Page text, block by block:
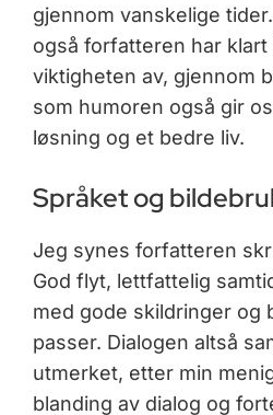
gjennom vanskelige
også forfatteren har klart
viktigheten av, gjennom
som humoren også gir
løsning og et bedre liv.
Språket og
Jeg synes forfatteren
God flyt, lettfattelig
med gode skildringer og
passer. Dialogen altså
utmerket, etter min
blanding av dialog og